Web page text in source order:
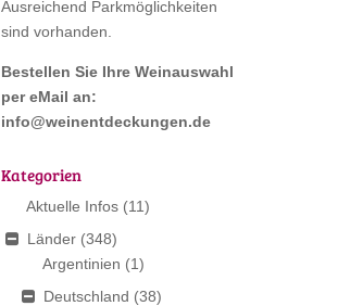
Ausreichend Parkmöglichkeiten
sind vorhanden.
Bestellen Sie Ihre Weinauswahl
per eMail an:
info@weinentdeckungen.de
Kategorien
Aktuelle Infos (11)
Länder (348)
Argentinien (1)
Deutschland (38)